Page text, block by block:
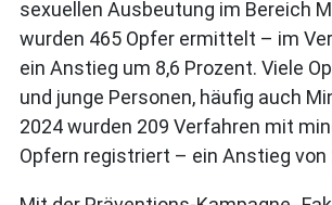
sexuellen Ausbeutung im Bereich
wurden 465 Opfer ermittelt – im
ein Anstieg um 8,6 Prozent. Viele
und junge Personen, häufig auch
2024 wurden 209 Verfahren mit
Opfern registriert – ein Anstieg von